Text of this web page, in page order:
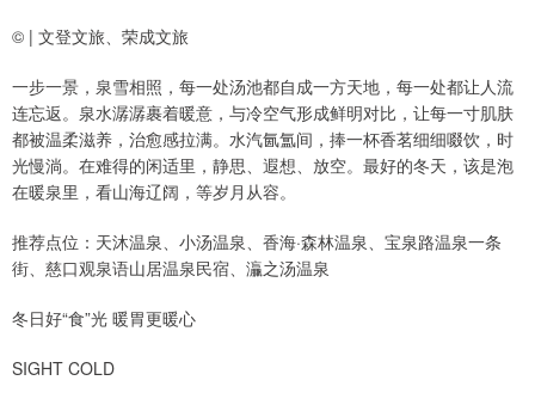
© | 文登文旅、荣成文旅
一步一景，泉雪相照，每一处汤池都自成一方天地，每一处都让人流
连忘返。泉水潺潺裹着暖意，与冷空气形成鲜明对比，让每一寸肌肤
都被温柔滋养，治愈感拉满。水汽氤氲间，捧一杯香茗细细啜饮，时
光慢淌。在难得的闲适里，静思、遐想、放空。最好的冬天，该是泡
在暖泉里，看山海辽阔，等岁月从容。
推荐点位：天沐温泉、小汤温泉、香海·森林温泉、宝泉路温泉一条
街、慈口观泉语山居温泉民宿、灜之汤温泉
冬日好“食”光 暖胃更暖心
SIGHT COLD